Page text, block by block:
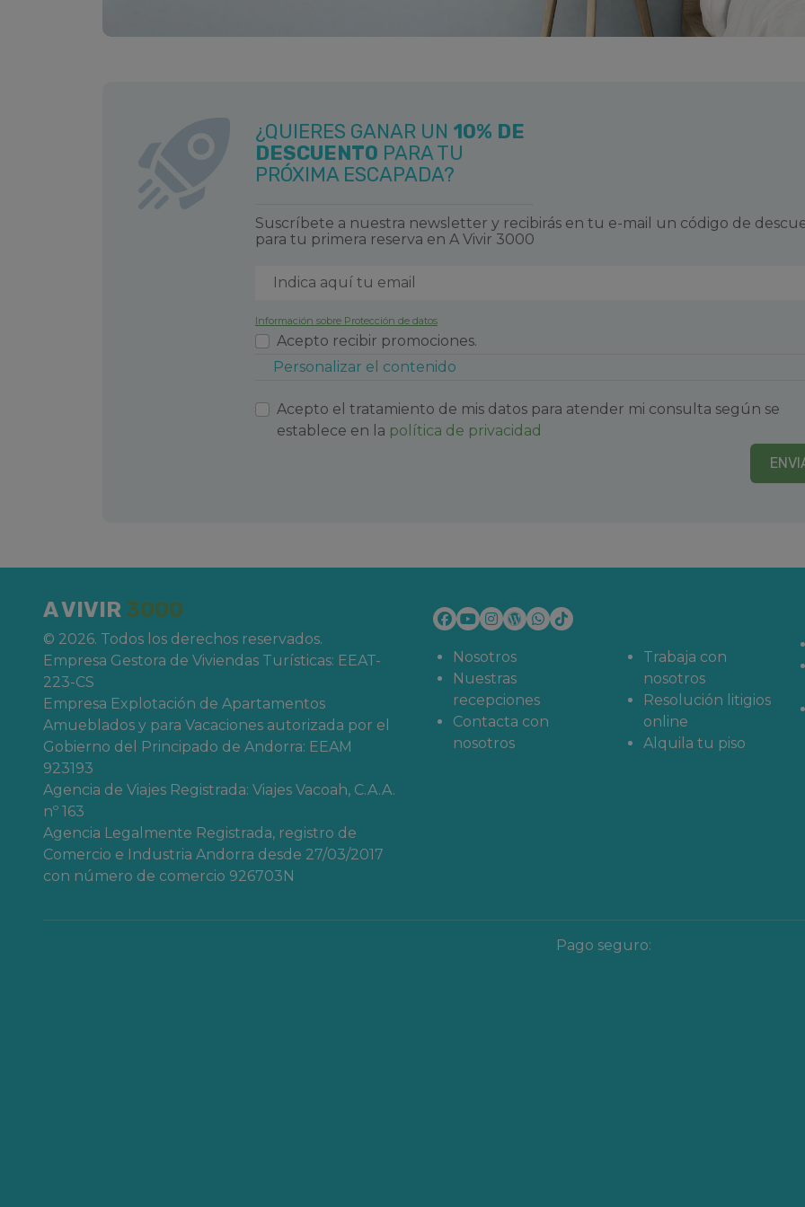
¿QUIERES GANAR UN 10% DE
DESCUENTO PARA TU
PRÓXIMA ESCAPADA?
Suscríbete a nuestra newsletter y recibirás en tu e-mail un código de
para tu primera reserva en A Vivir 3000
Información sobre Protección de datos
Acepto recibir promociones.
Personalizar el contenido
Acepto el tratamiento de mis datos para atender mi consulta según se
establece en la política de privacidad
A VIVIR 3000
© 2026. Todos los derechos reservados.
Empresa Gestora de Viviendas Turísticas: EEAT-
223-CS
Empresa Explotación de Apartamentos
Amueblados y para Vacaciones autorizada por el
Gobierno del Principado de Andorra: EEAM
923193
Agencia de Viajes Registrada: Viajes Vacoah, C.A.A.
nº 163
Agencia Legalmente Registrada, registro de
Comercio e Industria Andorra desde 27/03/2017
con número de comercio 926703N
Nosotros
Nuestras
recepciones
Contacta con
nosotros
Trabaja con
nosotros
Resolución litigios
online
Alquila tu piso
Pago seguro: